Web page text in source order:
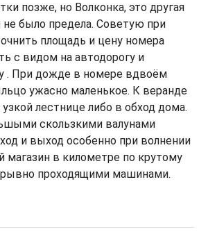
позже, но Волконка, это другая
не было предела. Советую при
площадь и цену номера
с видом на автодорогу и
. При дожде в номере вдвоëм
ужасно маленькое. К веранде
лестнице либо в обход дома.
скользкими валунами
и выход особенно при волнении
в километре по крутому
проходящими машинами.